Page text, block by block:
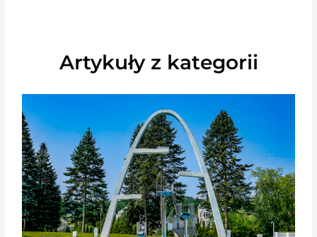
Artykuły z kategorii